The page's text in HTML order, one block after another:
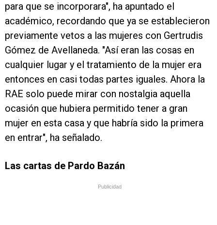
para que se incorporara", ha apuntado el
académico, recordando que ya se establecieron
previamente vetos a las mujeres con Gertrudis
Gómez de Avellaneda. "Así eran las cosas en
cualquier lugar y el tratamiento de la mujer era
entonces en casi todas partes iguales. Ahora la
RAE solo puede mirar con nostalgia aquella
ocasión que hubiera permitido tener a gran
mujer en esta casa y que habría sido la primera
en entrar", ha señalado.
Las cartas de Pardo Bazán
Publicidad